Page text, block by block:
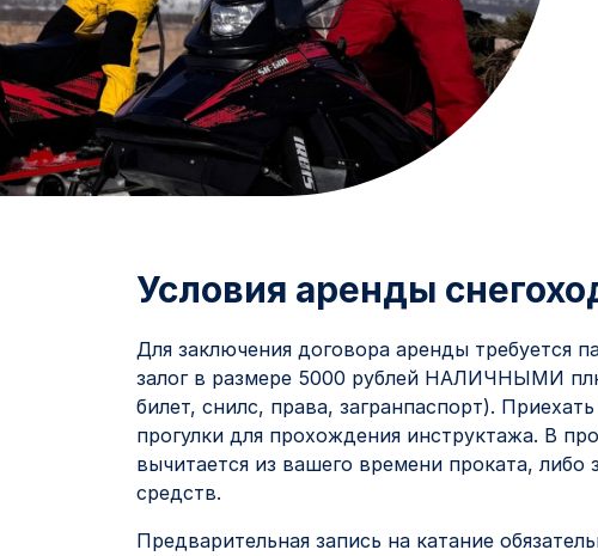
Условия аренды
Для заключения договора аренды требуется
залог в размере 5000 рублей НАЛИЧНЫМИ
билет, снилс, права, загранпаспорт).
прогулки для прохождения инструктажа. В
вычитается из вашего времени проката, либо
средств.
Предварительная запись на катание